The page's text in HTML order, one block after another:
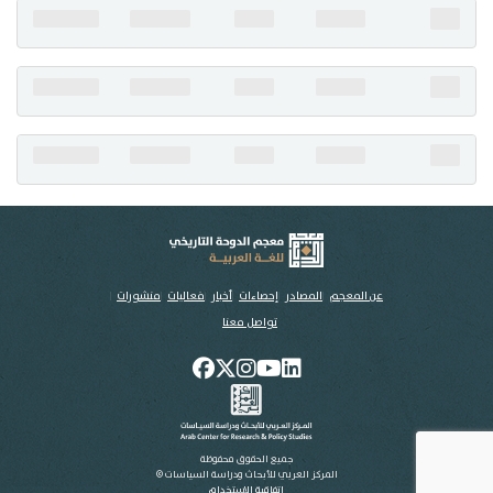
عن المعجم المصادر إحصاءات أخبار فعاليات منشورات
تواصل معنا
جميع الحقوق محفوظة
المركز العربي للأبحاث ودراسة السياسات ©